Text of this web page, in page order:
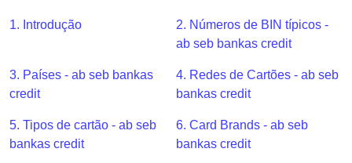
BIN
Checker
BIN
CC
Generator
from
Banks
1. Introdução
2. Números de BIN típicos -
ab seb bankas credit
3. Países - ab seb bankas
credit
4. Redes de Cartões - ab seb
bankas credit
5. Tipos de cartão - ab seb
bankas credit
6. Card Brands - ab seb
bankas credit